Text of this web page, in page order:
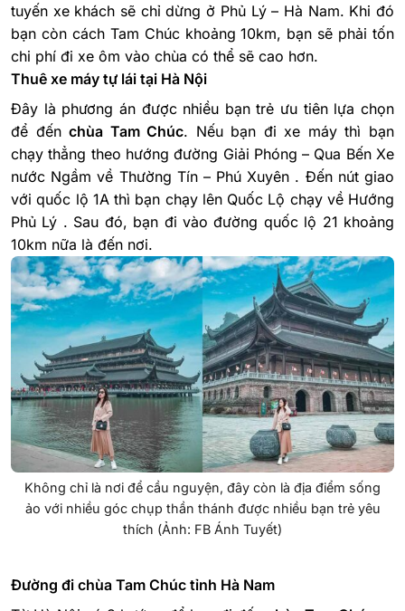
tuyến xe khách sẽ chỉ dừng ở Phủ Lý – Hà Nam. Khi đó
bạn còn cách Tam Chúc khoảng 10km, bạn sẽ phải tốn
chi phí đi xe ôm vào chùa có thể sẽ cao hơn.
Thuê xe máy tự lái tại Hà Nội
Đây là phương án được nhiều bạn trẻ ưu tiên lựa chọn
để đếnchùa Tam Chúc. Nếu bạn đi xe máy thì bạn
chạy thẳng theo hướng đường Giải Phóng – Qua Bến Xe
nước Ngầm về Thường Tín – Phú Xuyên . Đến nút giao
với quốc lộ 1A thì bạn chạy lên Quốc Lộ chạy về Hướng
Phủ Lý . Sau đó, bạn đi vào đường quốc lộ 21 khoảng
10km nữa là đến nơi.
Không chỉ là nơi để cầu nguyện, đây còn là địa điểm sống
ảo với nhiều góc chụp thần thánh được nhiều bạn trẻ yêu
thích (Ảnh: FB Ánh Tuyết)
Đường đi chùa Tam Chúc tỉnh Hà Nam